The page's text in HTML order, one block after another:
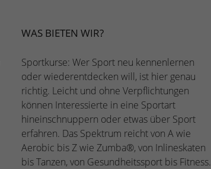
WAS BIETEN WIR?
Sportkurse: Wer Sport neu kennenlernen
oder wiederentdecken will, ist hier genau
richtig. Leicht und ohne Verpflichtungen
können Interessierte in eine Sportart
hineinschnuppern oder etwas über Sport
erfahren. Das Spektrum reicht von A wie
Aerobic bis Z wie Zumba®, von Inlineskaten
bis Tanzen, von Gesundheitssport bis Fitness.